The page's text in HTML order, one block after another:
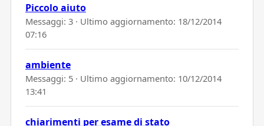
Piccolo aiuto
Messaggi: 3 · Ultimo aggiornamento: 18/12/2014
07:16
ambiente
Messaggi: 5 · Ultimo aggiornamento: 10/12/2014
13:41
chiarimenti per esame di stato